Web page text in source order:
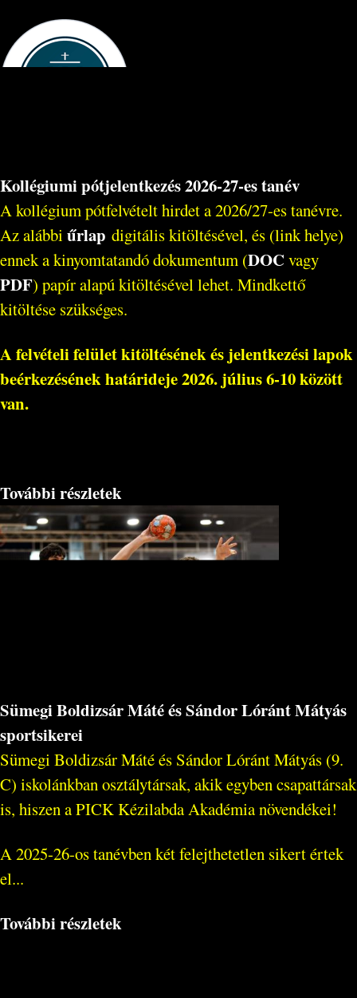
Kollégiumi pótjelentkezés 2026-27-es tanév
A kollégium pótfelvételt hirdet a 2026/27-es tanévre.
Az alábbi űrlap digitális kitöltésével, és (link helye)
ennek a kinyomtatandó dokumentum (DOC vagy
PDF) papír alapú kitöltésével lehet. Mindkettő
kitöltése szükséges.
A felvételi felület kitöltésének és jelentkezési lapok
beérkezésének határideje2026. július 6-10 között
van.
További részletek
Sümegi Boldizsár Máté és Sándor Lóránt Mátyás
sportsikerei
Sümegi Boldizsár Máté és Sándor Lóránt Mátyás (9.
C) iskolánkban osztálytársak, akik egyben csapattársak
is, hiszen a PICK Kézilabda Akadémia növendékei!
A 2025-26-os tanévben két felejthetetlen sikert értek
el...
További részletek